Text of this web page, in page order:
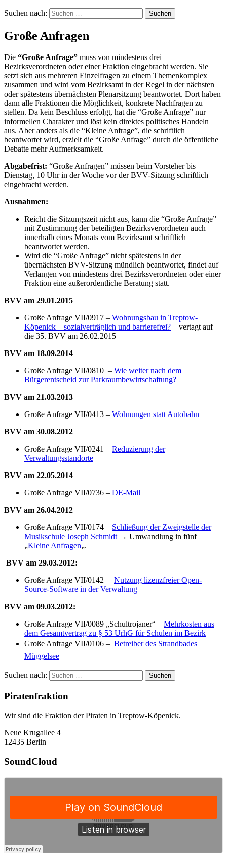
Suchen nach:
Große Anfragen
Die “Große Anfrage” muss von mindestens drei
Bezirksverordneten oder einer Fraktion eingebracht werden. Sie
setzt sich aus mehreren Einzelfragen zu einem Themenkomplex
zusammen und wird vom Bezirksamt in der Regel in der nächsten
oder spätestens übernächsten Plenarsitzung beantwortet. Dort haben
dann alle Fraktionen die Möglichkeit, konkrete Nachfragen zu
stellen. Da kein Beschluss erfolgt, hat die “Große Anfrage” nur
informellen Charakter und löst kein direktes politisches Handeln
aus. Aber anders als die “Kleine Anfrage”, die schriftlich
beantwortet wird, erzielt die “Große Anfrage” durch die öffentliche
Debatte mehr Aufmerksamkeit.
Abgabefrist: “Große Anfragen” müssen beim Vorsteher bis
Dienstag, 10 Uhr in der Woche vor der BVV-Sitzung schriftlich
eingebracht werden.
Ausnahmen:
Reicht die Sitzungszeit nicht aus, kann die “Große Anfrage”
mit Zustimmung der beteiligten Bezirksverordneten auch
innerhalb eines Monats vom Bezirksamt schriftlich
beantwortet werden.
Wird die “Große Anfrage” nicht spätestens in der
übernächsten BVV-Sitzung mündlich beantwortet, findet auf
Verlangen von mindestens drei Bezirksverordneten oder einer
Fraktion eine außerordentliche Beratung statt.
BVV am 29.01.2015
Große Anfrage VII/0917 – Wohnungsbau in Treptow-
Köpenick – sozialverträglich und barrierefrei? – vertagt auf
die 35. BVV am 26.02.2015
BVV am 18.09.2014
Große Anfrage VII/0810 – Wie weiter nach dem
Bürgerentscheid zur Parkraumbewirtschaftung?
BVV am 21.03.2013
Große Anfrage VII/0413 – Wohnungen statt Autobahn
BVV am 30.08.2012
Große Anfrage VII/0241 – Reduzierung der
Verwaltungsstandorte
BVV am 22.05.2014
Große Anfrage VII/0736 – DE-Mail
BVV am 26.04.2012
Große Anfrage VII/0174 – Schließung der Zweigstelle der
Musikschule Joseph Schmidt → Umwandlung in fünf
„Kleine Anfragen„.
BVV am 29.03.2012:
Große Anfrage VII/0142 – Nutzung lizenzfreier Open-
Source-Software in der Verwaltung
BVV am 09.03.2012:
Große Anfrage VII/0089 „Schultrojaner“ – Mehrkosten aus
dem Gesamtvertrag zu § 53 UrhG für Schulen im Bezirk
Große Anfrage VII/0106 – Betreiber des Strandbades
Müggelsee
Suchen nach:
Piratenfraktion
Wir sind die Fraktion der Piraten in Treptow-Köpenick.
Neue Krugallee 4
12435 Berlin
SoundCloud